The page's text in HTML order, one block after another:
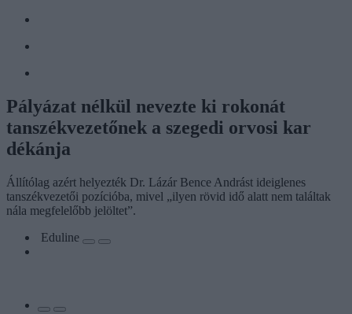
Pályázat nélkül nevezte ki rokonát
tanszékvezetőnek a szegedi orvosi kar
dékánja
Állítólag azért helyezték Dr. Lázár Bence Andrást ideiglenes
tanszékvezetői pozícióba, mivel „ilyen rövid idő alatt nem találtak
nála megfelelőbb jelöltet”.
Eduline